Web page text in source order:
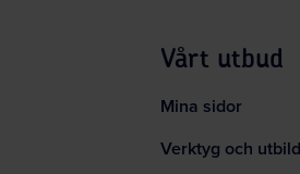
Vårt utbud
Mina sidor
Verktyg och